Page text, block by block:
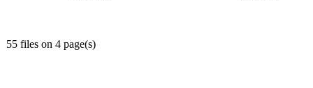
55 files on 4 page(s)